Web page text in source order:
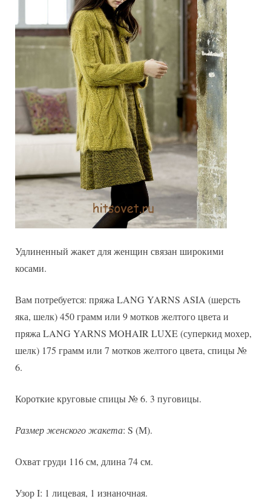
Удлиненный жакет для женщин связан широкими
косами.
Вам потребуется: пряжа LANG YARNS ASIA (шерсть
яка, шелк) 450 грамм или 9 мотков желтого цвета и
пряжа LANG YARNS MOHAIR LUXE (суперкид мохер,
шелк) 175 грамм или 7 мотков желтого цвета, спицы №
6.
Короткие круговые спицы № 6. 3 пуговицы.
Размер женского жакета: S (М).
Охват груди 116 см, длина 74 см.
Узор I: 1 лицевая, 1 изнаночная.